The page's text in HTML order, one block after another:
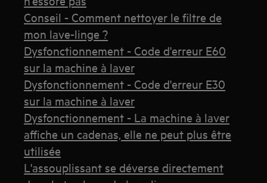
Conseil - Comment nettoyer le filtre de
mon lave-linge ?
Dysfonctionnement - Code d'erreur E60
sur la machine à laver
Dysfonctionnement - Code d'erreur E30
sur la machine à laver
Dysfonctionnement - La machine à laver
affiche un cadenas, elle ne peut plus être
utilisée
L'assouplissant se déverse directement